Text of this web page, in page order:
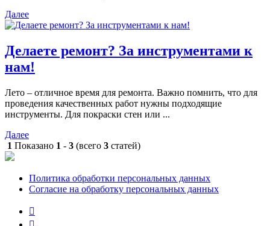
Далее
Делаете ремонт? За инструментами к
нам!
Лето – отличное время для ремонта. Важно помнить, что для
проведения качественных работ нужны подходящие
инструменты. Для покраски стен или ...
Далее
1 Показано 1 - 3 (всего 3 статей)
Политика обработки персональных данных
Согласие на обработку персональных данных